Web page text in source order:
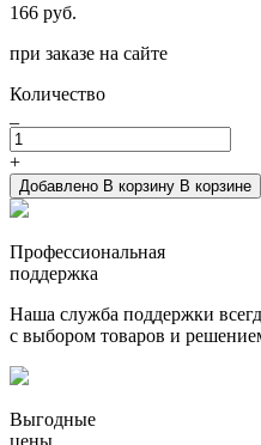
166 руб.
при заказе на сайте
Количество
+
Добавлено В корзину В корзине
Профессиональная
поддержка
Наша служба поддержки
с выбором товаров и
Выгодные
цены